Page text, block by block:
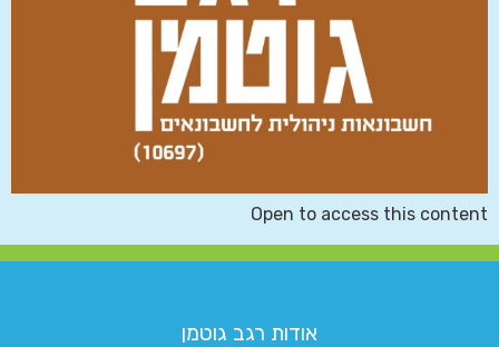
Open to access this content
אודות רגב גוטמן